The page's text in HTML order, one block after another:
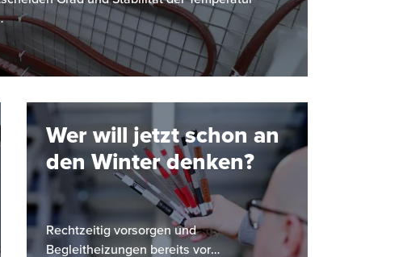
Wer will jetzt schon an
den Winter denken?
Rechtzeitig vorsorgen und
Begleitheizungen bereits vor